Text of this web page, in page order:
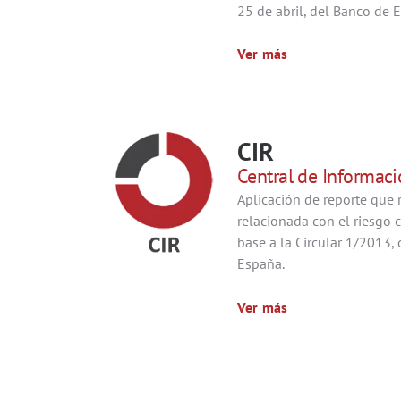
25 de abril, del Banco de
Ver más
CIR
Central de
Aplicación de reporte que
relacionada con el riesgo
base a la Circular 1/2013,
España.
Ver más